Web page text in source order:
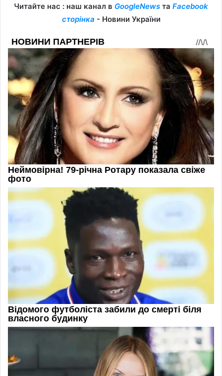
Читайте нас : наш канал в GoogleNews та Facebook
сторінка - Новини України